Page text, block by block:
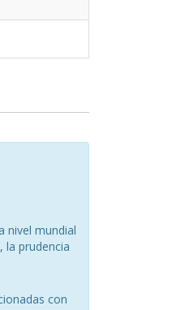
nivel mundial
la prudencia
con